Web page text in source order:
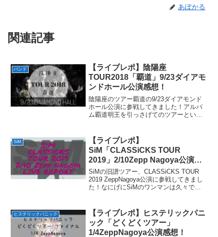
あぽかる
関連記事
バンド
【ライブレポ】陰陽座
TOUR2018「覇道」9/23ダイアモ
ンドホール公演感想！
陰陽座のツアー覇道の9/23ダイアモンド
ホール公演に参戦してきました！アルバ
ム覇道明王を引っさげてのツアーという
いライブになるだろうなーって思いなが
ら楽しみにしていまし...
SiM
【ライブレポ】
SiM「CLASSiCKS TOUR
2019」2/10Zepp Nagoya公演感
想！
SiMの旧譜ツアー、CLASSiCKS TOUR
2019 ZeppNagoya公演に参戦してきまし
た！なにげにSiMのワンマンは久々で、
しみでした。2018年の名古屋...
ヒステリックパニック
【ライブレポ】ヒステリックパニ
ック「どくどくツアー」
1/4ZeppNagoya公演感想！